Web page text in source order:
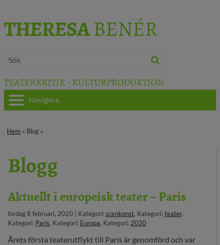
THERESABENÉR
TEATERKRITIK - KULTURPRODUKTION
TEATERKRITIK
KULTURJOURNALISTIK
BÖCKER & FILM
29 MEDIA
Navigera
Hem » Blog »
Blogg
Aktuellt i europeisk teater – Paris
lördag 8 februari, 2020 | Kategori:scenkonst, Kategori:teater,
Kategori: Paris, Kategori: Europa, Kategori: 2020
Årets första teaterutflykt till Paris är genomförd och var